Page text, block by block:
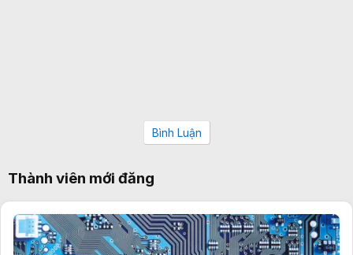
Bình Luận
Thành viên mới đăng